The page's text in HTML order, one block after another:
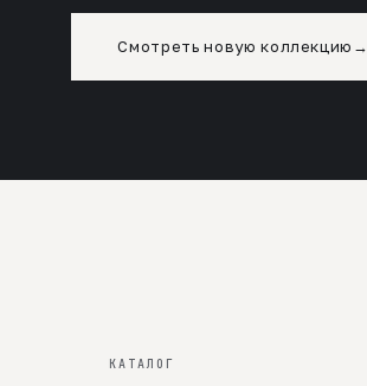
Смотреть новую коллекцию →
КАТАЛОГ